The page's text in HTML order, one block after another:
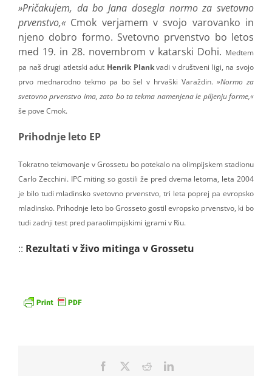
»Pričakujem, da bo Jana dosegla normo za svetovno
prvenstvo,« Cmok verjamem v svojo varovanko in
njeno dobro formo. Svetovno prvenstvo bo letos
med 19. in 28. novembrom v katarski Dohi. Medtem
pa naš drugi atletski adut Henrik Plankvadi v društveni ligi, na svojo
prvo mednarodno tekmo pa bo šel v hrvaški Varaždin. »Normo za
svetovno prvenstvo ima, zato bo ta tekma namenjena le piljenju forme,«
še pove Cmok.
Prihodnje leto EP
Tokratno tekmovanje v Grossetu bo potekalo na olimpijskem stadionu
Carlo Zecchini. IPC miting so gostili že pred dvema letoma, leta 2004
je bilo tudi mladinsko svetovno prvenstvo, tri leta poprej pa evropsko
mladinsko. Prihodnje leto bo Grosseto gostil evropsko prvenstvo, ki bo
tudi zadnji test pred paraolimpijskimi igrami v Riu.
:: Rezultati v živo mitinga v Grossetu
Facebook RedditLinkedIn